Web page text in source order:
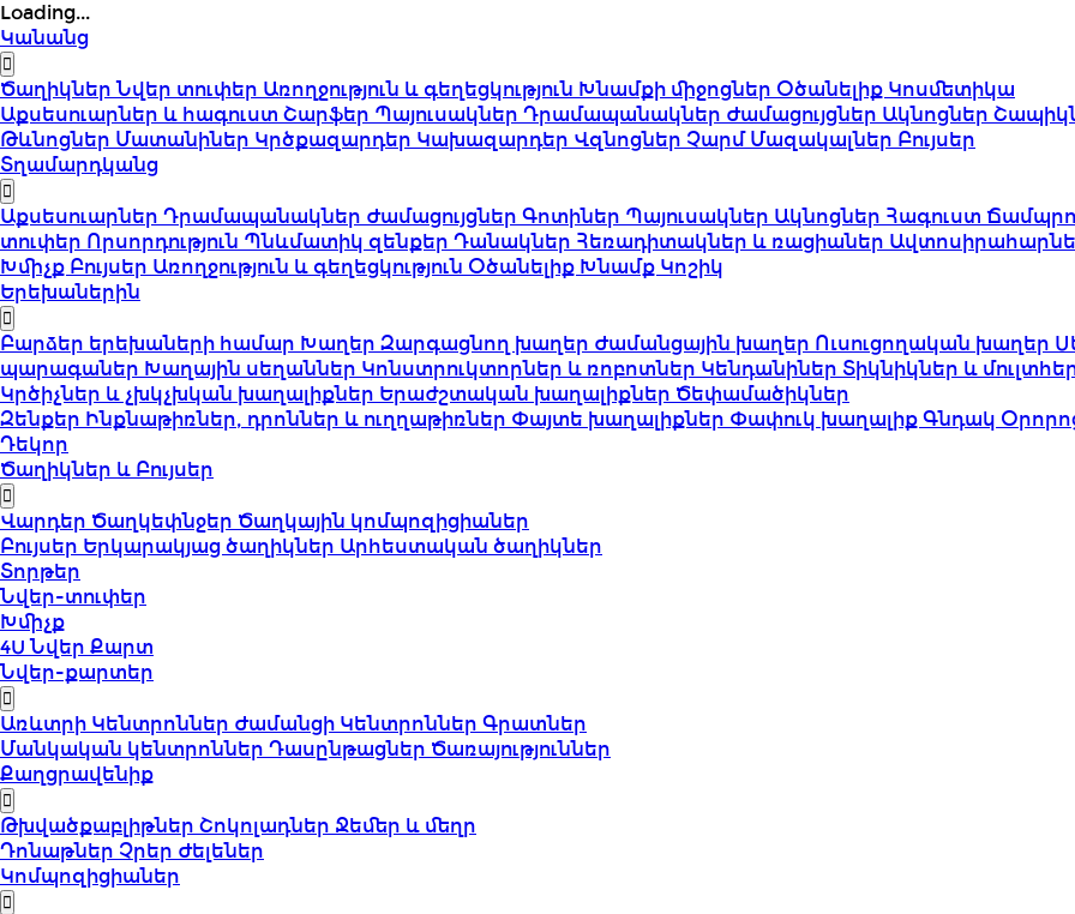
Loading...
Կանանց
ԾաղիկներՆվեր տուփեր Առողջություն և գեղեցկություն Խնամքի միջոցներ Օծանելիք Կոսմետիկա
Աքսեսուարներ և հագուստ Շարֆեր Պայուսակներ Դրամապանակներ Ժամացույցներ Ակնոցներ
Թևնոցներ Մատանիներ Կրծքազարդեր Կախազարդեր Վզնոցներ ՉարմՄազակալներ Բույսեր
Տղամարդկանց
Աքսեսուարներ Դրամապանակներ Ժամացույցներ Գոտիներ Պայուսակներ Ակնոցներ Հագուստ
տուփեր Որսորդություն Պնևմատիկ զենքեր Դանակներ Հեռադիտակներ և ռացիաներ
Խմիչք Բույսեր Առողջություն և գեղեցկություն Օծանելիք Խնամք Կոշիկ
Երեխաներին
Բարձեր երեխաների համար Խաղեր Զարգացնող խաղեր Ժամանցային խաղեր Ուսուցողական խաղեր
պարագաներ Խաղային սեղաններ Կոնստրուկտորներ և ռոբոտներ Կենդանիներ Տիկնիկներ և
Կրծիչներ և չխկչխկան խաղալիքներ Երաժշտական խաղալիքներ Ծեփամածիկներ
Զենքեր Ինքնաթիռներ, դրոններ և ուղղաթիռներ Փայտե խաղալիքներ Փափուկ խաղալիքԳնդակ
Դեկոր
Ծաղիկներ և Բույսեր
Վարդեր Ծաղկեփնջեր Ծաղկային կոմպոզիցիաներ
Բույսեր Երկարակյաց ծաղիկներ Արհեստական ծաղիկներ
Տորթեր
Նվեր-տուփեր
Խմիչք
4U Նվեր Քարտ
Նվեր-քարտեր
Առևտրի Կենտրոններ Ժամանցի Կենտրոններ Գրատներ
Մանկական կենտրոններ Դասընթացներ Ծառայություններ
Քաղցրավենիք
Թխվածքաբլիթներ Շոկոլադներ Ջեմեր և մեղր
Դոնաթներ Չրեր Ժելեներ
Կոմպոզիցիաներ